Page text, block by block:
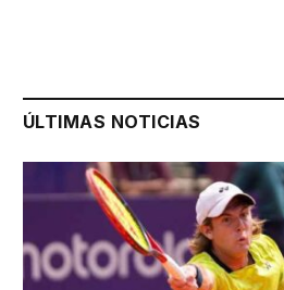
ÚLTIMAS NOTICIAS